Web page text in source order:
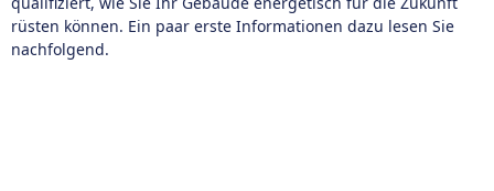
rüsten können. Ein paar erste Informationen dazu lesen Sie
nachfolgend.